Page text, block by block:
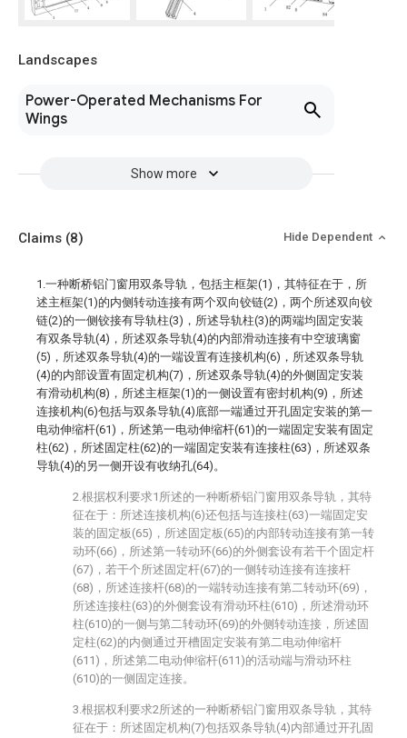
Landscapes
Power-Operated Mechanisms For
Wings
Show more
Claims (8) Hide Dependent
1.一种断桥铝门窗用双条导轨，包括主框架(1)，其特征在于，所
述主框架(1)的内侧转动连接有两个双向铰链(2)，两个所述双向铰
链(2)的一侧铰接有导轨柱(3)，所述导轨柱(3)的两端均固定安装
有双条导轨(4)，所述双条导轨(4)的内部滑动连接有中空玻璃窗
(5)，所述双条导轨(4)的一端设置有连接机构(6)，所述双条导轨
(4)的内部设置有固定机构(7)，所述双条导轨(4)的外侧固定安装
有滑动机构(8)，所述主框架(1)的一侧设置有密封机构(9)，所述
连接机构(6)包括与双条导轨(4)底部一端通过开孔固定安装的第一
电动伸缩杆(61)，所述第一电动伸缩杆(61)的一端固定安装有固定
柱(62)，所述固定柱(62)的一端固定安装有连接柱(63)，所述双条
导轨(4)的另一侧开设有收纳孔(64)。
2.根据权利要求1所述的一种断桥铝门窗用双条导轨，其特
征在于：所述连接机构(6)还包括与连接柱(63)一端固定安
装的固定板(65)，所述固定板(65)的内部转动连接有第一转
动环(66)，所述第一转动环(66)的外侧套设有若干个固定杆
(67)，若干个所述固定杆(67)的一侧转动连接有连接杆
(68)，所述连接杆(68)的一端转动连接有第二转动环(69)，
所述连接柱(63)的外侧套设有滑动环柱(610)，所述滑动环
柱(610)的一侧与第二转动环(69)的外侧转动连接，所述固
定柱(62)的内侧通过开槽固定安装有第二电动伸缩杆
(611)，所述第二电动伸缩杆(611)的活动端与滑动环柱
(610)的一侧固定连接。
3.根据权利要求2所述的一种断桥铝门窗用双条导轨，其特
征在于：所述固定机构(7)包括双条导轨(4)内部通过开孔固